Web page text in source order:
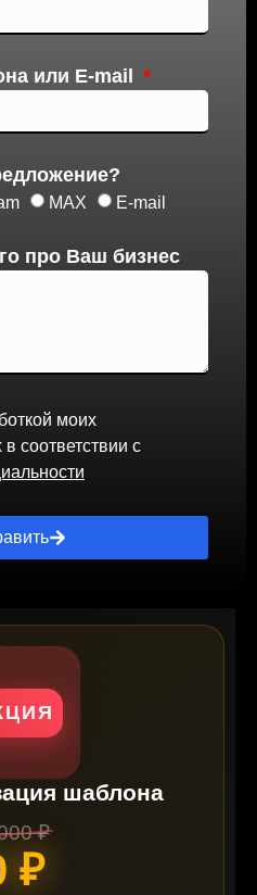
или E-mail
MAX E-mail
про Ваш бизнес
моих
соответствии с
шаблона
₽
₽